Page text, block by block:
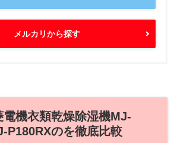
メルカリから探す
電機衣類乾燥除湿機MJ-
P180RXのを徹底比較